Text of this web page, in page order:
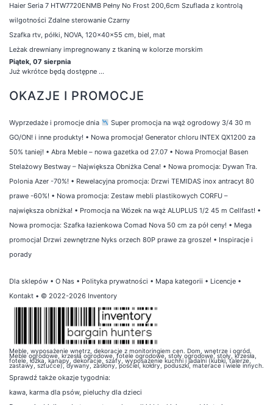
Haier Seria 7 HTW7720ENMB Pełny No Frost 200,6cm Szuflada z kontrolą
wilgotności Zdalne sterowanie Czarny
Szafka rtv, półki, NOVA, 120x40x55 cm, biel, mat
Leżak drewniany impregnowany z tkaniną w kolorze morskim
Piątek, 07 sierpnia
Już wkrótce będą dostępne ...
OKAZJE I PROMOCJE
Wyprzedaże i promocje dnia
Super promocja na wąż ogrodowy 3/4 30 m
GO/ON! i inne produkty! • Nowa promocja! Generator chloru INTEX QX1200 za
50% taniej! • Abra Meble – nowa gazetka od 27.07 • Nowa Promocja! Basen
Stelażowy Bestway – Największa Obniżka Cena! • Nowa promocja: Dywan Tra.
Polonia Azer -70%! • Rewelacyjna promocja: Drzwi TEMIDAS inox antracyt 80
prawe -60%! • Nowa promocja: Zestaw mebli plastikowych CORFU –
największa obniżka! • Promocja na Wózek na wąż ALUPLUS 1/2 45 m Cellfast! •
Nowa promocja: Szafka łazienkowa Comad Nova 50 cm za pół ceny! • Mega
promocja! Drzwi zewnętrzne Nyks orzech 80P prawe za grosze! • Inspiracje i
porady
Dla sklepów • O Nas • Polityka prywatności • Mapa kategorii • Licencje •
Kontakt • © 2022-2026 Inventory
Meble, wyposażenie wnętrz, dekoracje z monitoringiem cen. Dom, wnętrze i ogród.
Meble ogrodowe, krzesła ogrodowe, fotele ogrodowe, stoły ogrodowe, stoły, krzesła,
fotele, łóżka, kanapy, dekoracje, szafy, wyposażenie kuchni i jadalni (kubki, talerze,
zastawy, sztućce), dywany, zasłony, pościel, kołdry, poduszki, materace i wiele innych.
Sprawdź także okazje tygodnia:
kawa, karma dla psów, pieluchy dla dzieci